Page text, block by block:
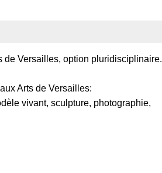
de Versailles, option pluridisciplinaire.
Arts de Versailles:
vivant, sculpture, photographie,